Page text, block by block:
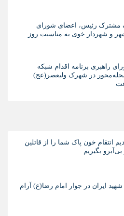
مشترک رئیس، اعضای شورای
و شهردار خوی به مناسبت روز
راهبری برنامه اقدام شبکه
در شهرک ولیعصر(عج)
انتقام خون پاک شما را از قاتلین
بی‌آبرو بگیریم
شهید ایران در جوار امام رضا(ع) آرام